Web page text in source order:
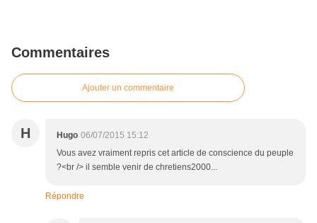
Commentaires
Ajouter un commentaire
H Hugo 06/07/2015 15:12
Vous avez vraiment repris cet article de conscience du peuple
?<br /> il semble venir de chretiens2000...
Répondre